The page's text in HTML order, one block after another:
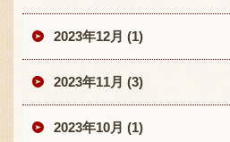
2023年12月 (1)
2023年11月 (3)
2023年10月 (1)